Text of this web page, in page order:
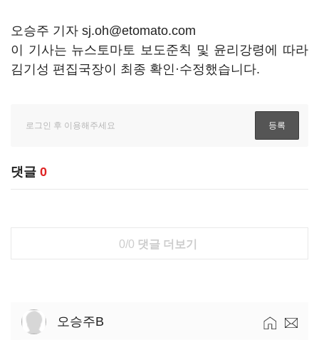
오승주 기자 sj.oh@etomato.com
이 기사는 뉴스토마토 보도준칙 및 윤리강령에 따라
김기성 편집국장이 최종 확인·수정했습니다.
댓글 0
0/0 댓글 더보기
오승주B